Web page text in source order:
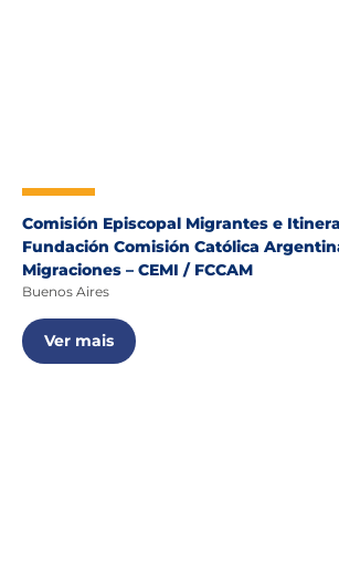
Comisión Episcopal Migrantes e
Fundación Comisión Católica
Migraciones – CEMI / FCCAM
Buenos Aires
Ver mais